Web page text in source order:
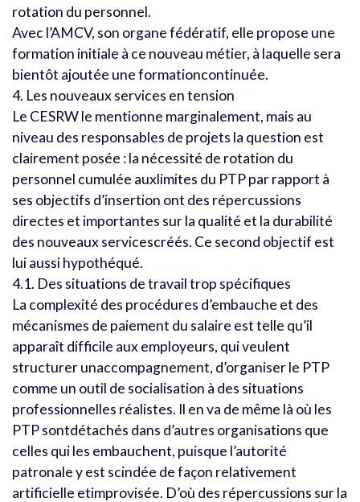
rotation du personnel.
Avec l’AMCV, son organe fédératif, elle propose une
formation initiale à ce nouveau métier, à laquelle sera
bientôt ajoutée une formationcontinuée.
4. Les nouveaux services en tension
Le CESRW le mentionne marginalement, mais au
niveau des responsables de projets la question est
clairement posée : la nécessité de rotation du
personnel cumulée auxlimites du PTP par rapport à
ses objectifs d’insertion ont des répercussions
directes et importantes sur la qualité et la durabilité
des nouveaux servicescréés. Ce second objectif est
lui aussi hypothéqué.
4.1. Des situations de travail trop spécifiques
La complexité des procédures d’embauche et des
mécanismes de paiement du salaire est telle qu’il
apparaît difficile aux employeurs, qui veulent
structurer unaccompagnement, d’organiser le PTP
comme un outil de socialisation à des situations
professionnelles réalistes. Il en va de même là où les
PTP sontdétachés dans d’autres organisations que
celles qui les embauchent, puisque l’autorité
patronale y est scindée de façon relativement
artificielle etimprovisée. D’où des répercussions sur la